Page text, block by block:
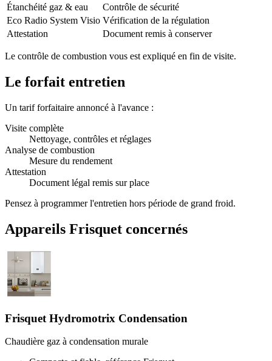
Étanchéité gaz & eau
Contrôle de sécurité
Eco Radio System Visio Vérification de la régulation
Attestation
Document remis à conserver
Le contrôle de combustion vous est expliqué en fin de visite.
Le forfait entretien
Un tarif forfaitaire annoncé à l'avance :
Visite complète
Nettoyage, contrôles et réglages
Analyse de combustion
Mesure du rendement
Attestation
Document légal remis sur place
Pensez à programmer l'entretien hors période de grand froid.
Appareils Frisquet concernés
Frisquet Hydromotrix Condensation
Chaudière gaz à condensation murale